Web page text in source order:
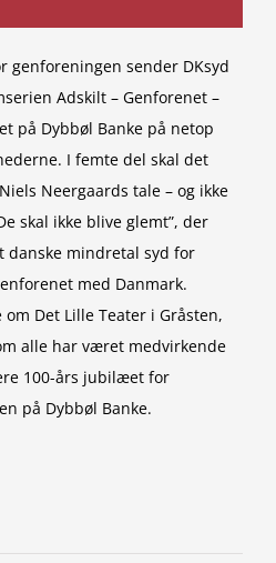
genforeningen sender DKsyd
Adskilt – Genforenet –
på Dybbøl Banke på netop
I femte del skal det
Neergaards tale – og ikke
skal ikke blive glemt”, der
danske mindretal syd for
med Danmark.
Det Lille Teater i Gråsten,
alle har været medvirkende
100-års jubilæet for
på Dybbøl Banke.